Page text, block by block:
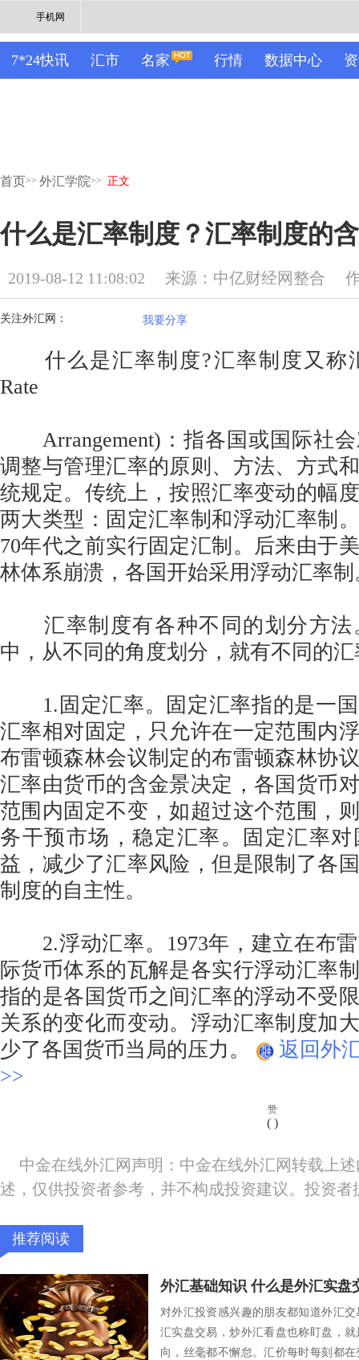
手机网
7*24快讯 汇市 名家 行情 数据中心
首页>> 外汇学院>> 正文
什么是汇率制度？汇率制度的
2019-08-12 11:08:02 来源：中亿财经网整合
关注外汇网： 我要分享
什么是汇率制度?汇率制度又称汇
Rate
Arrangement)：指各国或国际社会
调整与管理汇率的原则、方法、方式
统规定。传统上，按照汇率变动的幅
两大类型：固定汇率制和浮动汇率制
70年代之前实行固定汇制。后来由于
林体系崩溃，各国开始采用浮动汇率制
汇率制度有各种不同的划分方法
中，从不同的角度划分，就有不同的
1.固定汇率。固定汇率指的是一国
汇率相对固定，只允许在一定范围内
布雷顿森林会议制定的布雷顿森林协
汇率由货币的含金景决定，各国货币
范围内固定不变，如超过这个范围，
务干预市场，稳定汇率。固定汇率
益，减少了汇率风险，但是限制了各
制度的自主性。
2.浮动汇率。1973年，建立在布雷
际货币体系的瓦解是各实行浮动汇率
指的是各国货币之间汇率的浮动不受
关系的变化而变动。浮动汇率制度加
少了各国货币当局的压力。
返回外
>>
赞
( )
中金在线外汇网声明：中金在线外汇网转载上
述，仅供投资者参考，并不构成投资建议。投资
推荐阅读
外汇基础知识 什么是外汇实盘
对外汇投资感兴趣的朋友都知道外汇
汇实盘交易，炒外汇看盘也称盯盘，
向，丝毫都不懈怠。汇价每时每刻都